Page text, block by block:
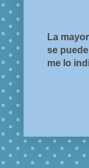
La
se
me lo